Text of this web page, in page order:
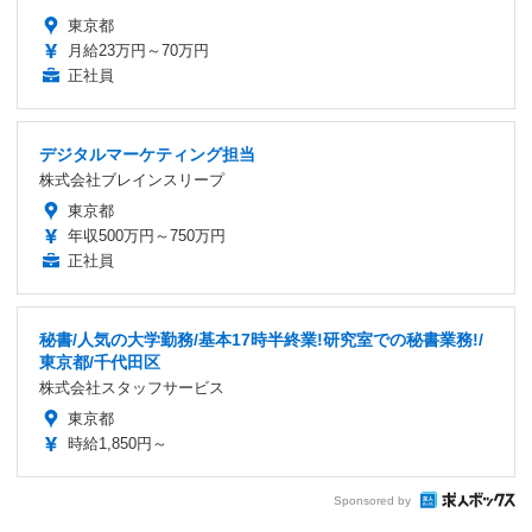
東京都
月給23万円～70万円
正社員
デジタルマーケティング担当
株式会社ブレインスリープ
東京都
年収500万円～750万円
正社員
秘書/人気の大学勤務/基本17時半終業!研究室での秘書業務!/
東京都/千代田区
株式会社スタッフサービス
東京都
時給1,850円～
Sponsored by